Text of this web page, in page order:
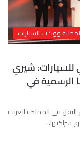
المحلية ووكلاء السيارات
للسيارات: شيري
الرسمية في
النقل في المملكة العربية
شراكتها…